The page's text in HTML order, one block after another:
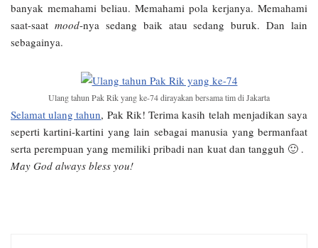
banyak memahami beliau. Memahami pola kerjanya. Memahami
saat-saat mood-nya sedang baik atau sedang buruk. Dan lain
sebagainya.
Ulang tahun Pak Rik yang ke-74 dirayakan bersama tim di Jakarta
Selamat ulang tahun, Pak Rik! Terima kasih telah menjadikan saya
seperti kartini-kartini yang lain sebagai manusia yang bermanfaat
serta perempuan yang memiliki pribadi nan kuat dan tangguh 🙂 .
May God always bless you!